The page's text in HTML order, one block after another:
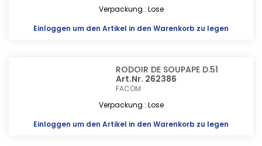
Verpackung : Lose
Einloggen um den Artikel in den Warenkorb zu legen
RODOIR DE SOUPAPE D.51
Art.Nr. 262386
FACOM
Verpackung : Lose
Einloggen um den Artikel in den Warenkorb zu legen